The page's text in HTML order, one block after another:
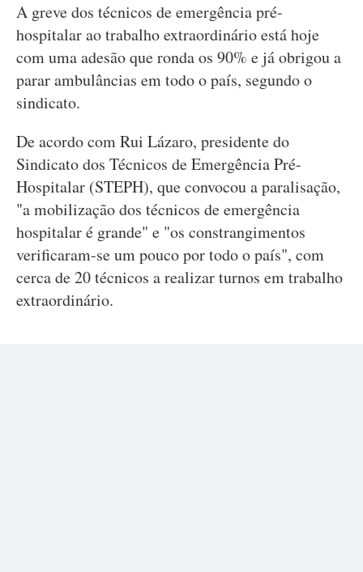
A greve dos técnicos de emergência pré-
hospitalar ao trabalho extraordinário está hoje
com uma adesão que ronda os 90% e já obrigou a
parar ambulâncias em todo o país, segundo o
sindicato.
De acordo com Rui Lázaro, presidente do
Sindicato dos Técnicos de Emergência Pré-
Hospitalar (STEPH), que convocou a paralisação,
"a mobilização dos técnicos de emergência
hospitalar é grande" e "os constrangimentos
verificaram-se um pouco por todo o país", com
cerca de 20 técnicos a realizar turnos em trabalho
extraordinário.